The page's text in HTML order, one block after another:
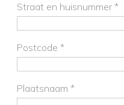
Straat en huisnummer *
Postcode *
Plaatsnaam *